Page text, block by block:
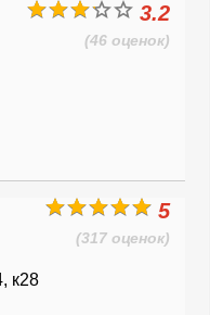
3.2
(46 оценок)
5
(317 оценок)
к28